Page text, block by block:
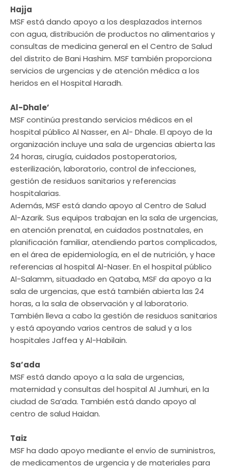
Hajja
MSF está dando apoyo a los desplazados internos
con agua, distribución de productos no alimentarios y
consultas de medicina general en el Centro de Salud
del distrito de Bani Hashim. MSF también proporciona
servicios de urgencias y de atención médica a los
heridos en el Hospital Haradh.
Al-Dhale’
MSF continúa prestando servicios médicos en el
hospital público Al Nasser, en Al- Dhale. El apoyo de la
organización incluye una sala de urgencias abierta las
24 horas, cirugía, cuidados postoperatorios,
esterilización, laboratorio, control de infecciones,
gestión de residuos sanitarios y referencias
hospitalarias.
Además, MSF está dando apoyo al Centro de Salud
Al-Azarik. Sus equipos trabajan en la sala de urgencias,
en atención prenatal, en cuidados postnatales, en
planificación familiar, atendiendo partos complicados,
en el área de epidemiología, en el de nutrición, y hace
referencias al hospital Al-Naser. En el hospital público
Al-Salamm, situadado en Qataba, MSF da apoyo a la
sala de urgencias, que está también abierta las 24
horas, a la sala de observación y al laboratorio.
También lleva a cabo la gestión de residuos sanitarios
y está apoyando varios centros de salud y a los
hospitales Jaffea y Al-Habilain.
Sa’ada
MSF está dando apoyo a la sala de urgencias,
maternidad y consultas del hospital Al Jumhuri, en la
ciudad de Sa’ada. También está dando apoyo al
centro de salud Haidan.
Taiz
MSF ha dado apoyo mediante el envío de suministros,
de medicamentos de urgencia y de materiales para